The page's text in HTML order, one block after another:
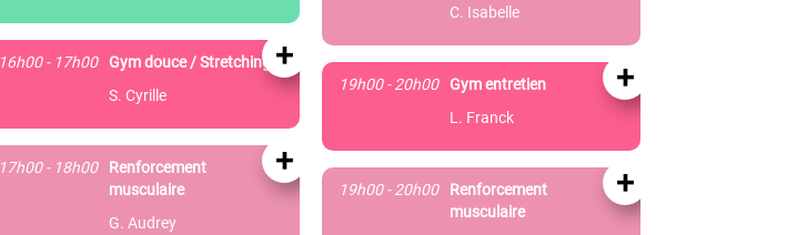
16h00 - 17h00
Gym douce / Stretching
S. Cyrille
+
17h00 - 18h00
Renforcement
musculaire
G. Audrey
+
C. Isabelle
19h00 - 20h00
Gym entretien
L. Franck
+
19h00 - 20h00
Renforcement
musculaire
+